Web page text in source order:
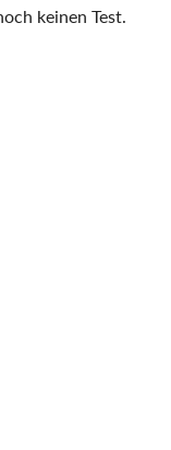
keinen Test.